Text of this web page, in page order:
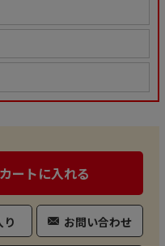
カートに入れる
り お問い合わせ